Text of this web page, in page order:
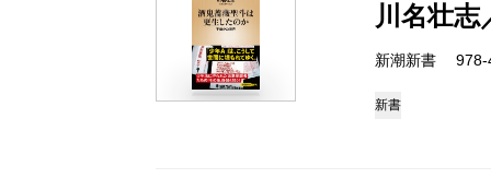
川名壮志
新潮新書
新書